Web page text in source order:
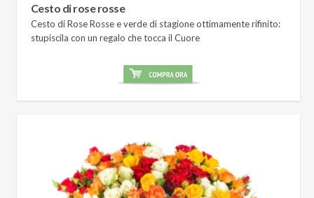
Cesto di rose rosse
Cesto di Rose Rosse e verde di stagione ottimamente rifinito:
stupiscila con un regalo che tocca il Cuore